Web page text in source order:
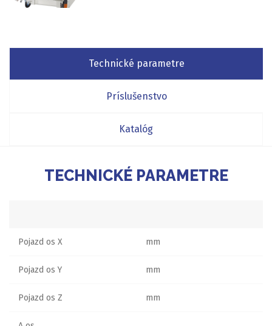
Technické parametre
Príslušenstvo
Katalóg
TECHNICKÉ PARAMETRE
Pojazd os X mm
Pojazd os Y mm
Pojazd os Z mm